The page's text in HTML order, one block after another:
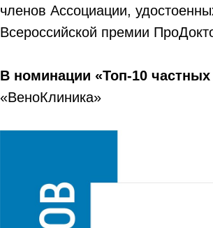
членов Ассоциации,
Всероссийской премии
В номинации «Топ-10 частных
«ВеноКлиника»